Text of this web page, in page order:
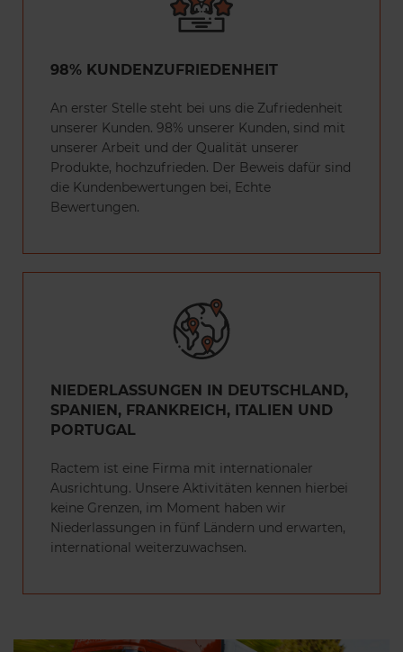
98% KUNDENZUFRIEDENHEIT
An erster Stelle steht bei uns die Zufriedenheit
unserer Kunden. 98% unserer Kunden, sind mit
unserer Arbeit und der Qualität unserer
Produkte, hochzufrieden. Der Beweis dafür sind
die Kundenbewertungen bei, Echte
Bewertungen.
NIEDERLASSUNGEN IN DEUTSCHLAND,
SPANIEN, FRANKREICH, ITALIEN UND
PORTUGAL
Ractem ist eine Firma mit internationaler
Ausrichtung. Unsere Aktivitäten kennen hierbei
keine Grenzen, im Moment haben wir
Niederlassungen in fünf Ländern und erwarten,
international weiterzuwachsen.